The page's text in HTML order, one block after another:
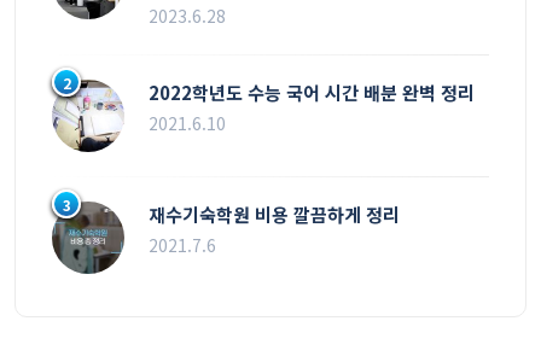
2023.6.28
2 2022학년도 수능 국어 시간 배분 완벽 정리
2021.6.10
3 재수기숙학원 비용 깔끔하게 정리
2021.7.6